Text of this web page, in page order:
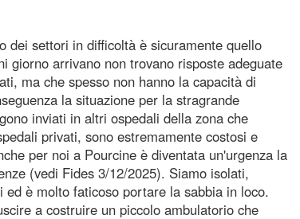
dei settori in difficoltà è sicuramente quello
giorno arrivano non trovano risposte adeguate
ma che spesso non hanno la capacità di
la situazione per la stragrande
inviati in altri ospedali della zona che
privati, sono estremamente costosi e
per noi a Pourcine è diventata un'urgenza la
(vedi Fides 3/12/2025). Siamo isolati,
è molto faticoso portare la sabbia in loco.
a costruire un piccolo ambulatorio che